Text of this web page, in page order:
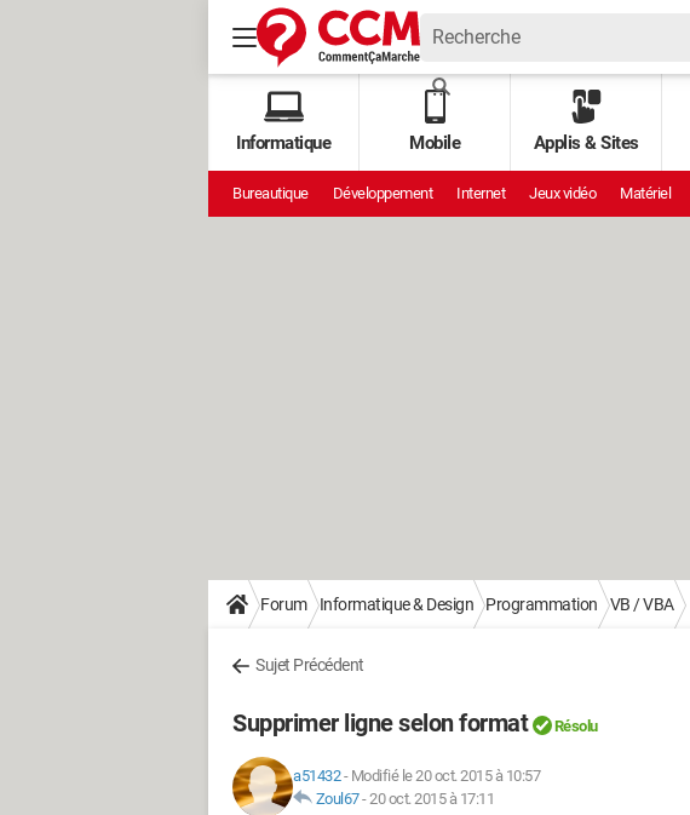
Informatique Mobile Applis & Sites
Bureautique Développement Internet Jeux vidéo Matériel
Forum Informatique & Design Programmation VB / VBA
Sujet Précédent
Supprimer ligne selon format Résolu
a51432- Modifié le 20 oct. 2015 à 10:57
Zoul67-20 oct. 2015 à 17:11